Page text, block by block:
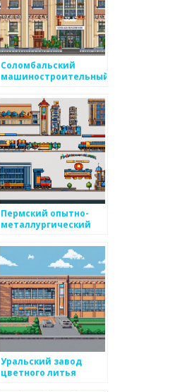
Соломбальский
машиностроительный
Пермский опытно-
металлургический
завод
Уральский завод
цветного литья